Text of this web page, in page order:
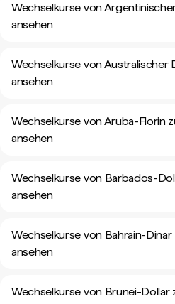
Wechselkurse von
ansehen
Wechselkurse von Australischer
ansehen
Wechselkurse von Aruba-Florin
ansehen
Wechselkurse von Barbados-
ansehen
Wechselkurse von Bahrain-Dinar
ansehen
Wechselkurse von Brunei-Dollar